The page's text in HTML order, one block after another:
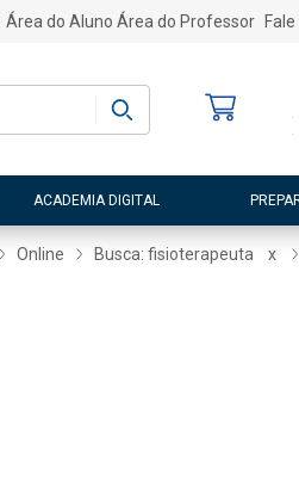
Área do Aluno Área do Professor
ACADEMIA DIGITAL
Online Busca: fisioterapeuta
x